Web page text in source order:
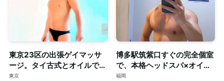
東京23区の出張ゲイマッサ
ージ。タイ古式とオイルで心
身を深く整える至福のリラク
東京
博多駅筑紫口すぐの完全個室
で、本格ヘッドスパ×オイル
マッサージ。ご予約はDMで
福岡